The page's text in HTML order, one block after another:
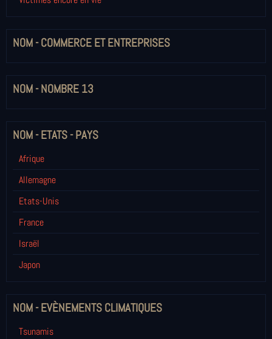
NOM - COMMERCE ET ENTREPRISES
NOM - NOMBRE 13
NOM - ETATS - PAYS
Afrique
Allemagne
Etats-Unis
France
Israël
Japon
NOM - EVÈNEMENTS CLIMATIQUES
Tsunamis